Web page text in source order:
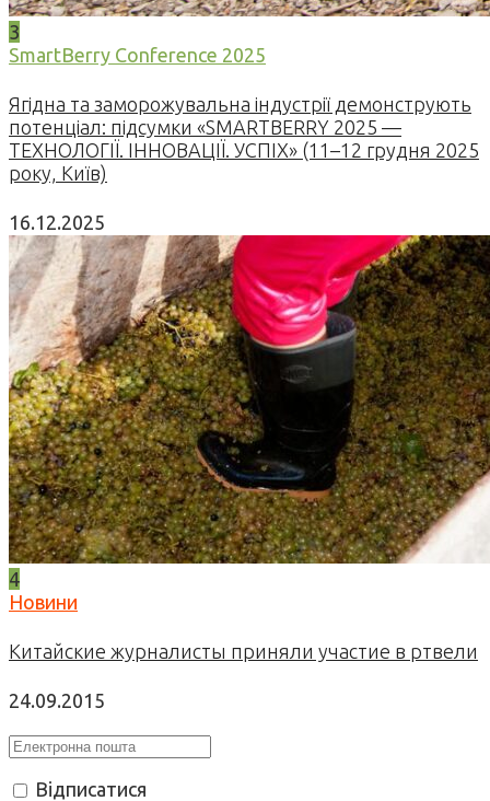
3
SmartBerry Conference 2025
Ягідна та заморожувальна індустрії демонструють
потенціал: підсумки «SMARTBERRY 2025 —
ТЕХНОЛОГІЇ. ІННОВАЦІЇ. УСПІХ» (11–12 грудня 2025
року, Київ)
16.12.2025
4
Новини
Китайские журналисты приняли участие в ртвели
24.09.2015
Відписатися